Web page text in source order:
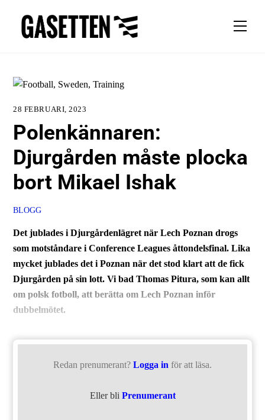
content
28 FEBRUARI, 2023
Polenkännaren:
Djurgården måste plocka
bort Mikael Ishak
BLOGG
Det jublades i Djurgårdenlägret när Lech Poznan drogs
som motståndare i Conference Leagues åttondelsfinal. Lika
mycket jublades det i Poznan när det stod klart att de fick
Djurgården på sin lott. Vi bad Thomas Pitura, som kan allt
om polsk fotboll, att berätta om Lech Poznan inför
dubbelmötet.
Redan prenumerant? Logga in för att läsa.
Eller bli Prenumerant